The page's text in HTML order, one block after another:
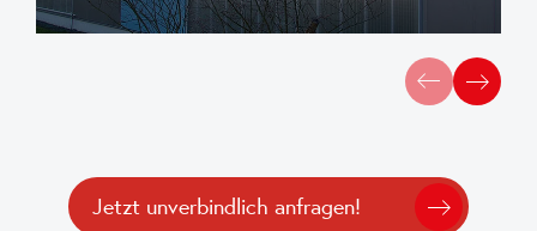
Jetzt unverbindlich anfragen!